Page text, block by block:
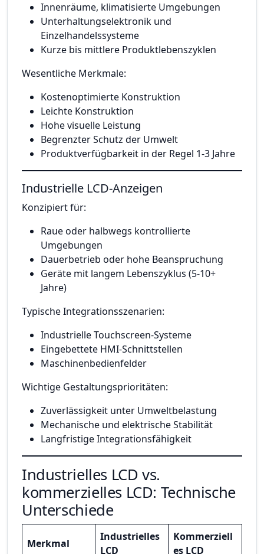
Innenräume, klimatisierte Umgebungen
Unterhaltungselektronik und
Einzelhandelssysteme
Kurze bis mittlere Produktlebenszyklen
Wesentliche Merkmale:
Kostenoptimierte Konstruktion
Leichte Konstruktion
Hohe visuelle Leistung
Begrenzter Schutz der Umwelt
Produktverfügbarkeit in der Regel 1-3 Jahre
Industrielle LCD-Anzeigen
Konzipiert für:
Raue oder halbwegs kontrollierte
Umgebungen
Dauerbetrieb oder hohe Beanspruchung
Geräte mit langem Lebenszyklus (5-10+
Jahre)
Typische Integrationsszenarien:
Industrielle Touchscreen-Systeme
Eingebettete HMI-Schnittstellen
Maschinenbedienfelder
Wichtige Gestaltungsprioritäten:
Zuverlässigkeit unter Umweltbelastung
Mechanische und elektrische Stabilität
Langfristige Integrationsfähigkeit
Industrielles LCD vs.
kommerzielles LCD: Technische
Unterschiede
Merkmal
Industrielles
LCD
Kommerziell
es LCD